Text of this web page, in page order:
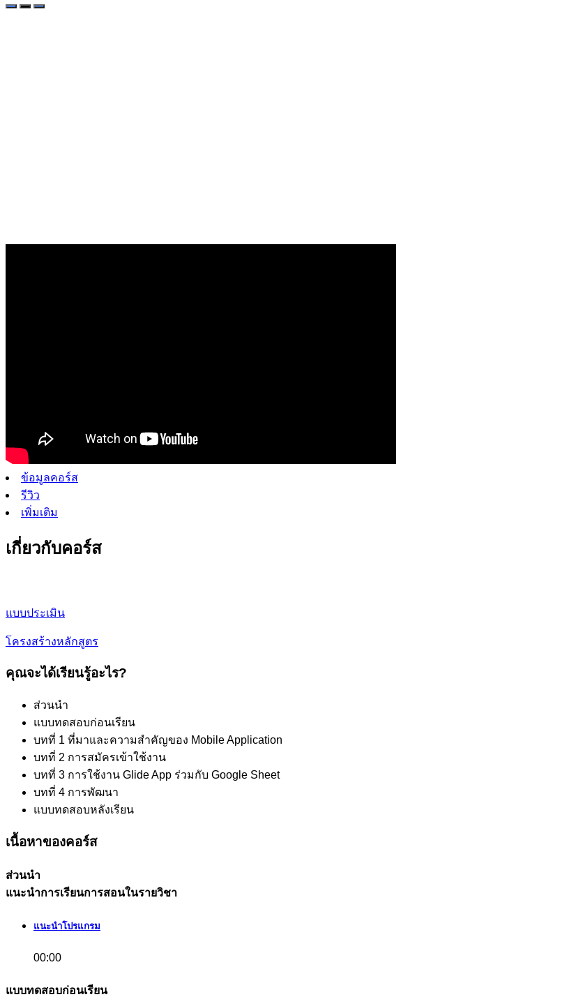
ข้อมูลคอร์ส
รีวิว
เพิ่มเติม
เกี่ยวกับคอร์ส
แบบประเมิน
โครงสร้างหลักสูตร
คุณจะได้เรียนรู้อะไร?
ส่วนนำ
แบบทดสอบก่อนเรียน
บทที่ 1 ที่มาและความสำคัญของ Mobile Application
บทที่ 2 การสมัครเข้าใช้งาน
บทที่ 3 การใช้งาน Glide App ร่วมกับ Google Sheet
บทที่ 4 การพัฒนา
แบบทดสอบหลังเรียน
เนื้อหาของคอร์ส
ส่วนนำ
แนะนำการเรียนการสอนในรายวิชา
แนะนำโปรแกรม
00:00
แบบทดสอบก่อนเรียน